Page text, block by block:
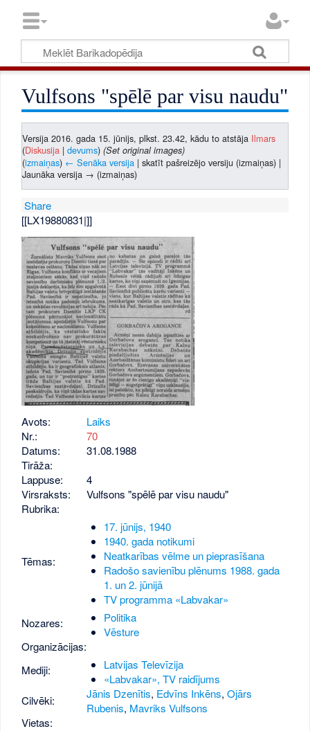
Vulfsons "spēlē par visu naudu"
Versija 2016. gada 15. jūnijs, plkst. 23.42, kādu to atstāja Ilmars
(Diskusija |devums) (Set original images)
(izmaiņas) ← Senāka versija | skatīt pašreizējo versiju (izmaiņas) |
Jaunāka versija → (izmaiņas)
Share
[[LX19880831|]]
Avots:
Laiks
Nr.:
70
Datums:
31.08.1988
Tirāža:
Lappuse:
4
Virsraksts:
Vulfsons "spēlē par visu naudu"
Rubrika:
Tēmas:
17. jūnijs, 1940
1940. gada notikumi
Neatkarības vēlme un pieprasīšana
Radošo savienību plēnums 1988. gada
1. un 2. jūnijā
TV programma «Labvakar»
Nozares:
Politika
Vēsture
Organizācijas:
Mediji:
Latvijas Televīzija
«Labvakar», TV raidījums
Cilvēki:
Jānis Dzenītis, Edvīns Inkēns,Ojārs
Rubenis, Mavriks Vulfsons
Vietas: